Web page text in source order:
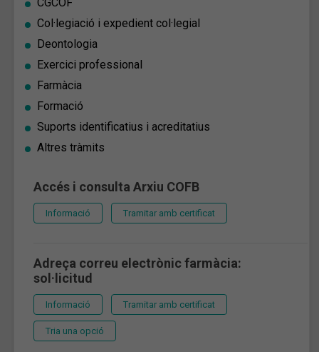
Col·legiació i expedient col·legial
Deontologia
Exercici professional
Farmàcia
Formació
Suports identificatius i acreditatius
Altres tràmits
Accés i consulta Arxiu COFB
Informació Tramitar amb certificat
Adreça correu electrònic farmàcia:
sol·licitud
Informació Tramitar amb certificat
Tria una opció